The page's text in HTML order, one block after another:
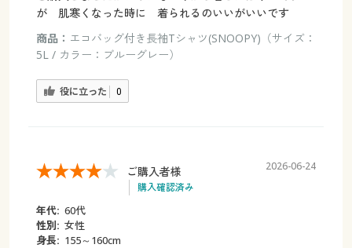
が 肌寒くなった時に 着られるのいいがいいです
商品： エコバッグ付き長袖Tシャツ(SNOOPY)（サイズ：
5L / カラー：ブルーグレー）
役に立った 0
ご購入者様
購入確認済み
2026-06-24
年代: 60代
性別: 女性
身長: 155～160cm